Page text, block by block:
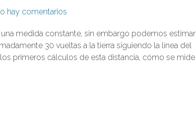
hay comentarios
una medida constante, sin embargo podemos estimar
30 vueltas a la tierra siguiendo la línea del
primeros cálculos de esta distancia, cómo se mide